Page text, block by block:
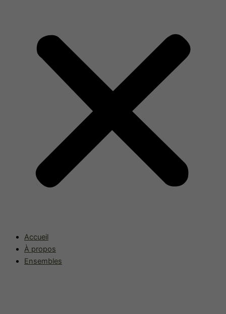
Accueil
À propos
Ensembles